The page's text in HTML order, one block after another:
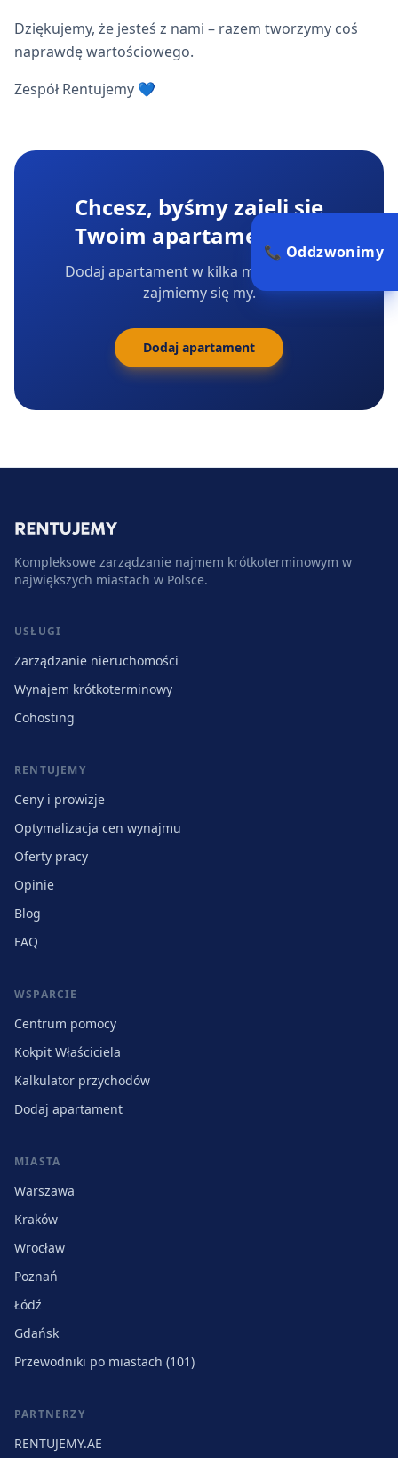
Dziękujemy, że jesteś z nami – razem tworzymy coś
naprawdę wartościowego.
Zespół Rentujemy 💙
Chcesz, byśmy zajęli się
Twoim apartamentem?
Dodaj apartament w kilka minut. Resztą
zajmiemy się my.
Dodaj apartament
Kompleksowe zarządzanie najmem krótkoterminowym w
największych miastach w Polsce.
USŁUGI
Zarządzanie nieruchomości
Wynajem krótkoterminowy
Cohosting
RENTUJEMY
Ceny i prowizje
Optymalizacja cen wynajmu
Oferty pracy
Opinie
Blog
FAQ
WSPARCIE
Centrum pomocy
Kokpit Właściciela
Kalkulator przychodów
Dodaj apartament
MIASTA
Warszawa
Kraków
Wrocław
Poznań
Łódź
Gdańsk
Przewodniki po miastach (101)
PARTNERZY
RENTUJEMY.AE
📞 Oddzwonimy